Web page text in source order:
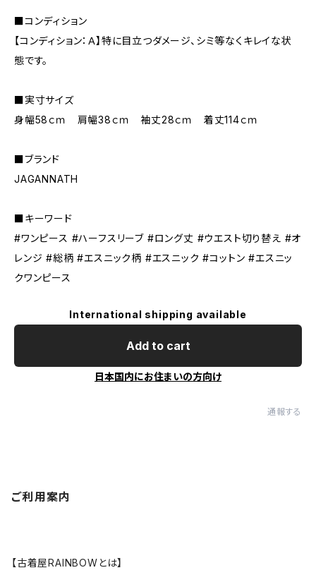
■コンディション
【コンディション：Ａ】特に目立つダメージ、シミ等なくキレイな状
態です。
■実寸サイズ
身幅58ｃｍ 肩幅38ｃｍ 袖丈28ｃｍ 着丈114ｃｍ
■ブランド
JAGANNATH
■キーワード
#ワンピース #ハーフスリーブ #ロング丈 #ウエスト切り替え #オ
レンジ #総柄 #エスニック柄 #エスニック #コットン #エスニッ
クワンピース
International shipping available
Add to cart
日本国内にお住まいの方向け
通報する
ご利用案内
【古着屋RAINBOWとは】